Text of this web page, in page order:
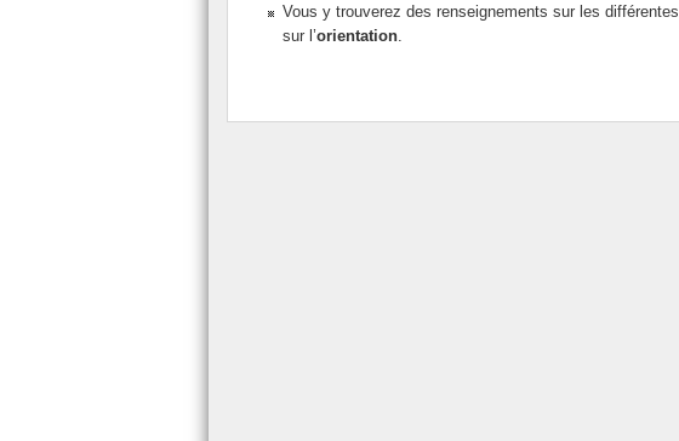
Vous y trouverez des renseignements sur les différentes
sur l’orientation.